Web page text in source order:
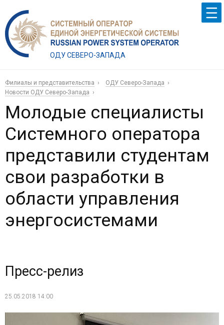
ОДУ СЕВЕРО-ЗАПАДА
Филиалы и представительства
ОДУ Северо-Запада
Новости ОДУ Северо-Запада
Молодые специалисты
Системного оператора
представили студентам
свои разработки в
области управления
энергосистемами
Пресс-релиз
25.05.2018 14:00